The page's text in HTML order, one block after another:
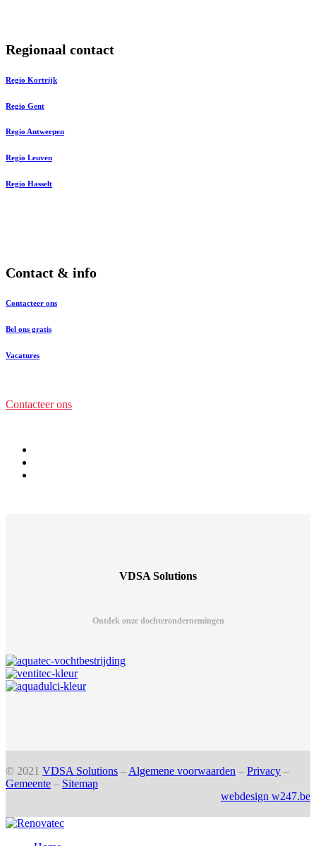
Regionaal contact
Regio Kortrijk
Regio Gent
Regio Antwerpen
Regio Leuven
Regio Hasselt
Contact & info
Contacteer ons
Bel ons gratis
Vacatures
Contacteer ons
VDSA Solutions
Ontdek onze dochterondernemingen
© 2021 VDSA Solutions – Algemene voorwaarden – Privacy –
Gemeente – Sitemap
webdesign w247.be